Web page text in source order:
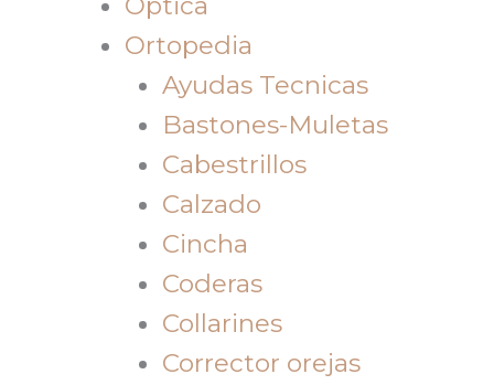
Ortopedia
Ayudas Tecnicas
Bastones-Muletas
Cabestrillos
Calzado
Cincha
Coderas
Collarines
Corrector orejas